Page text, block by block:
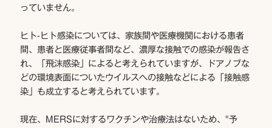
っていません。
ヒト-ヒト感染については、家族間や医療機関における患者
間、患者と医療従事者間など、濃厚な接触での感染が報告さ
れ、「飛沫感染」によると考えられていますが、ドアノブな
どの環境表面についたウイルスへの接触などによる「接触感
染」も成立すると考えられています。
現在、MERSに対するワクチンや治療法はないため、"予